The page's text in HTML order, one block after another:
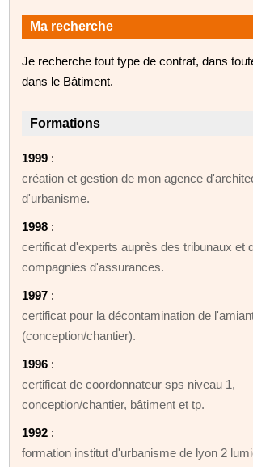
Ma recherche
Je recherche tout type de contrat, dans
dans le Bâtiment.
Formations
1999 :
création et gestion de mon agence
d'urbanisme.
1998 :
certificat d'experts auprès des tribunaux et
compagnies d'assurances.
1997 :
certificat pour la décontamination de
(conception/chantier).
1996 :
certificat de coordonnateur sps niveau 1,
conception/chantier, bâtiment et tp.
1992 :
formation institut d'urbanisme de lyon 2